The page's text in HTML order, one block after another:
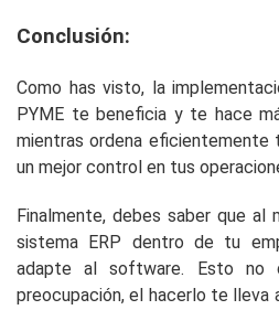
Conclusión:
Como has visto, la
PYME te beneficia y te hace
mientras ordena eficientemente
un mejor control en tus
Finalmente, debes saber que al
sistema ERP dentro de tu
adapte al software. Esto
preocupación, el hacerlo te lleva